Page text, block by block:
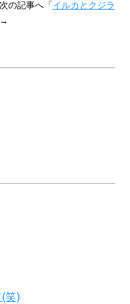
の記事へ「 イルカとクジラ
→
笑)